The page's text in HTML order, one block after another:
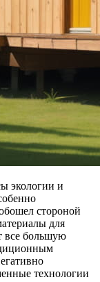
экологии и
стороной
для
все большую
технологии